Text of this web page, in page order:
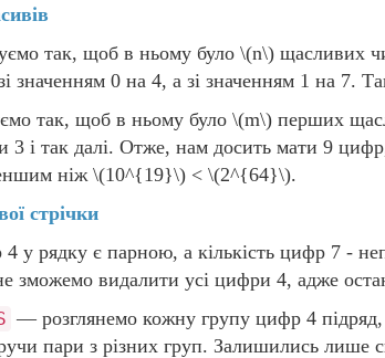
так, щоб в ньому було \(n\) щасливих
значенням 0 на 4, а зі значенням 1 на 7.
так, щоб в ньому було \(m\) перших
і так далі. Отже, нам досить мати 9
ніж\(10^{19}\) < \(2^{64}\).
стрічки
4 у рядку є парною, а кількість цифр 7 -
видалити усі цифри 4, адже
— розглянемо кожну групу цифр 4 підряд,
пари з різних груп. Залишились лише